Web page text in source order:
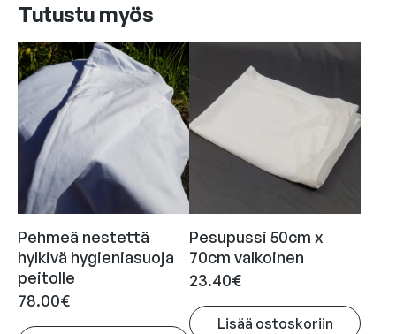
Tutustu myös
Pehmeä nestettä
hylkivä hygieniasuoja
peitolle
78.00€
Pesupussi 50cm x
70cm valkoinen
23.40€
Lisää ostoskoriin